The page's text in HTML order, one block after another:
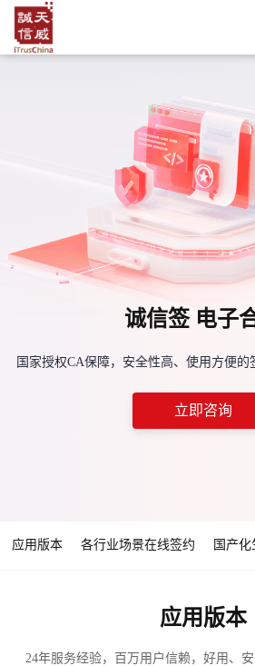
诚信签 电子
国家授权CA保障，安全性高、使用方便
立即咨询
应用版本 各行业场景在线签约 国产
应用版本
24年服务经验，百万用户信赖，好用、